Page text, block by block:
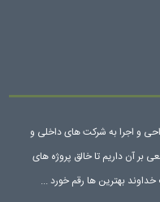
و اجرا به شرکت های داخلی و
در این راه سعی بر آن داریم تا خالق پروژه های
بهترین ها رقم خورد ...